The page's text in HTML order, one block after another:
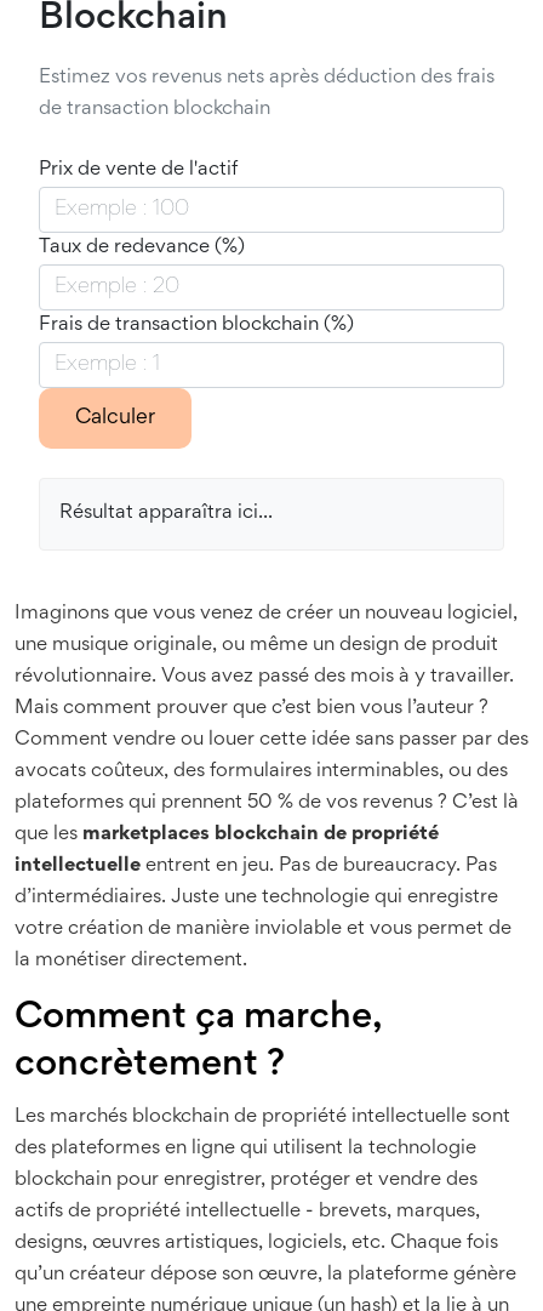
Blockchain
Estimez vos revenus nets après déduction des frais
de transaction blockchain
Prix de vente de l'actif
Taux de redevance (%)
Frais de transaction blockchain (%)
Calculer
Résultat apparaîtra ici...
Imaginons que vous venez de créer un nouveau logiciel,
une musique originale, ou même un design de produit
révolutionnaire. Vous avez passé des mois à y travailler.
Mais comment prouver que c’est bien vous l’auteur ?
Comment vendre ou louer cette idée sans passer par des
avocats coûteux, des formulaires interminables, ou des
plateformes qui prennent 50 % de vos revenus ? C’est là
que les marketplaces blockchain de propriété
intellectuelle entrent en jeu. Pas de bureaucracy. Pas
d’intermédiaires. Juste une technologie qui enregistre
votre création de manière inviolable et vous permet de
la monétiser directement.
Comment ça marche,
concrètement ?
Les marchés blockchain de propriété intellectuelle sont
des plateformes en ligne qui utilisent la technologie
blockchain pour enregistrer, protéger et vendre des
actifs de propriété intellectuelle - brevets, marques,
designs, œuvres artistiques, logiciels, etc. Chaque fois
qu’un créateur dépose son œuvre, la plateforme génère
une empreinte numérique unique (un hash) et la lie à un